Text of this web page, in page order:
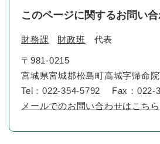
このページに関するお問い
財務課 財政班 代表
〒981-0215
宮城県宮城郡松島町高城字帰命
Tel：022-354-5792
Fax：022-
メールでのお問い合わせはこちら